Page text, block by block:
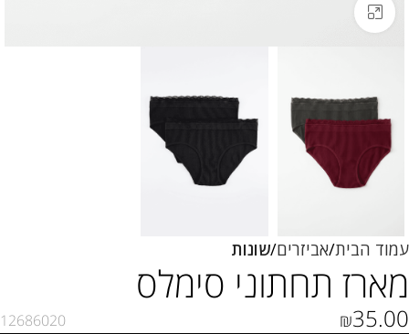
לחצו להגדלה
עמוד הבית אביזרים שונות
מארז תחתוני סימלס
₪35.00
12686020